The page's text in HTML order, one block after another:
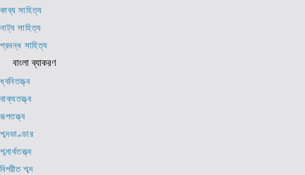
কাব্য সাহিত্য
নাট্য সাহিত্য
প্রবন্ধ সাহিত্য
বাংলা ব্যাকরণ
ধ্বনিতত্ত্ব
বাক্যতত্ত্ব
রূপতত্ত্ব
শব্দভাণ্ডার
শব্দার্থতত্ত্ব
বিপরীত শব্দ